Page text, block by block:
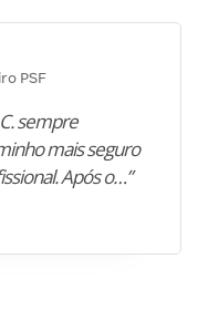
PSF
sempre
mais seguro
Após o…”